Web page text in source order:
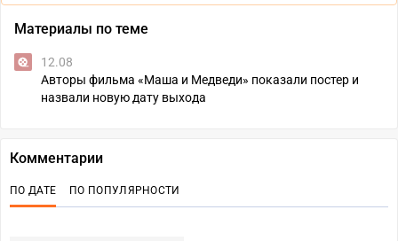
Материалы по теме
12.08
Авторы фильма «Маша и Медведи» показали постер и
назвали новую дату выхода
Комментарии
ПО ДАТЕ ПО ПОПУЛЯРНОСТИ